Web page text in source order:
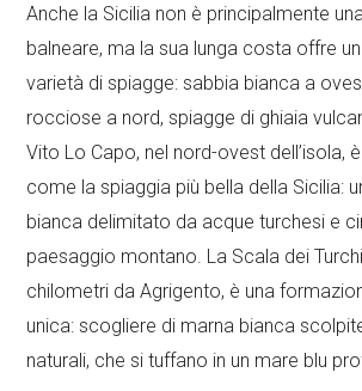
Anche la Sicilia non è principalmente
balneare, ma la sua lunga costa offre
varietà di spiagge: sabbia bianca a
rocciose a nord, spiagge di ghiaia
Vito Lo Capo, nel nord-ovest dell’isola,
come la spiaggia più bella della Sicilia:
bianca delimitato da acque turchesi e
paesaggio montano. La Scala dei
chilometri da Agrigento, è una
unica: scogliere di marna bianca
naturali, che si tuffano in un mare blu